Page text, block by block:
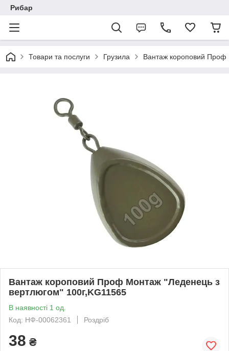
Рибар
Товари та послуги Грузила Вантаж короповий Проф
Вантаж короповий Проф Монтаж "Леденець з
вертлюгом" 100г,KG11565
В наявності 1 од.
Код: НФ-00062361
Роздріб
38 ₴